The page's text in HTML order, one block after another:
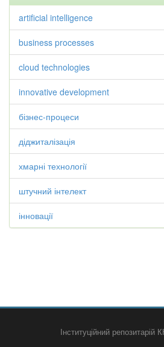
artificial intelligence
business processes
cloud technologies
innovative development
бізнес-процеси
діджиталізація
хмарні технології
штучний інтелект
інновації
Інституційний